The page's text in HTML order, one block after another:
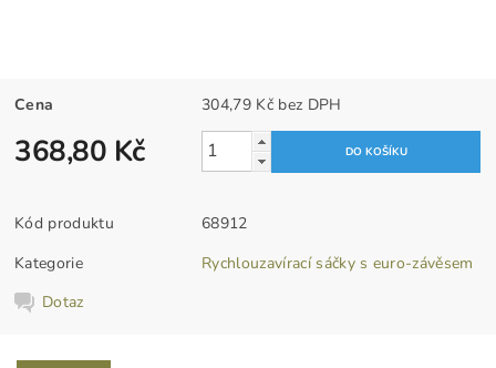
Cena 304,79 Kč bez DPH
368,80 Kč
Kód produktu
68912
Kategorie
Rychlouzavírací sáčky s euro-závěsem
Dotaz